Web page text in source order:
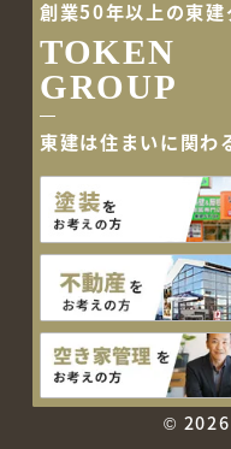
創業50年以上の東建
TOKEN
GROUP
東建は住まいに関わ
©